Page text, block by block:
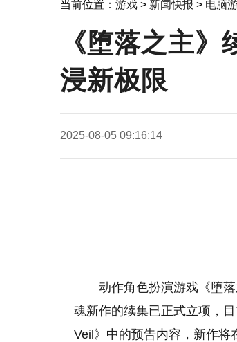
当前位置： 游戏 > 新闻快报 > 电脑
《堕落之主
浸新极限
2025-08-05 09:16:14
动作角色扮演游戏《堕
魂新作的续集已正式立项，
Veil》中的预告内容，新作将